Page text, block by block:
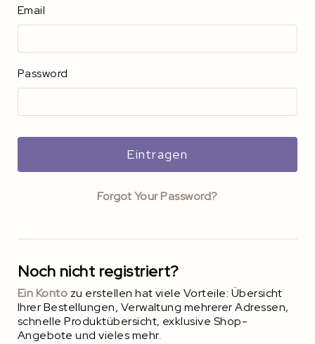
Email
Password
Eintragen
Forgot Your Password?
Noch nicht registriert?
Ein Konto zu erstellen hat viele Vorteile: Übersicht
Ihrer Bestellungen, Verwaltung mehrerer Adressen,
schnelle Produktübersicht, exklusive Shop-
Angebote und vieles mehr.